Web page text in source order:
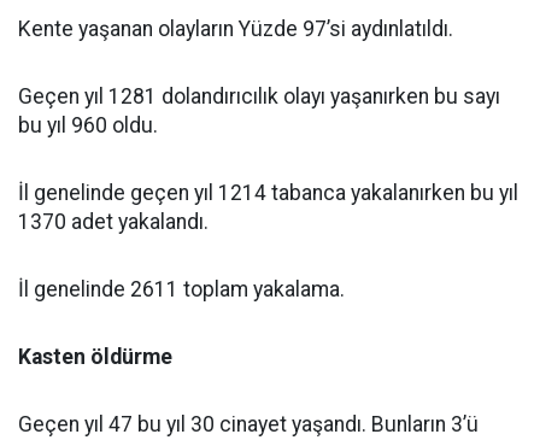
Kente yaşanan olayların Yüzde 97’si aydınlatıldı.
Geçen yıl 1281 dolandırıcılık olayı yaşanırken bu sayı
bu yıl 960 oldu.
İl genelinde geçen yıl 1214 tabanca yakalanırken bu yıl
1370 adet yakalandı.
İl genelinde 2611 toplam yakalama.
Kasten öldürme
Geçen yıl 47 bu yıl 30 cinayet yaşandı. Bunların 3’ü